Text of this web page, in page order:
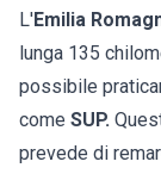
L'Emilia
lunga 135
possibile
come SUP.
prevede di